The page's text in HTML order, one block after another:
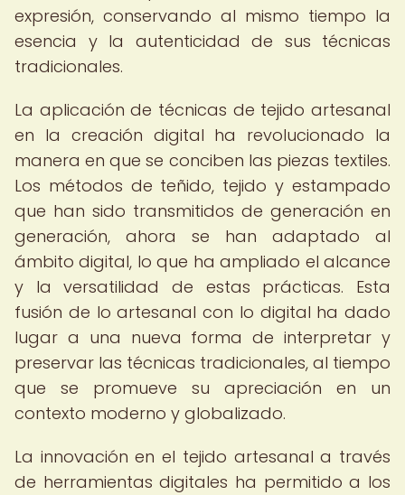
expresión, conservando al mismo tiempo la
esencia y la autenticidad de sus técnicas
tradicionales.
La aplicación de técnicas de tejido artesanal
en la creación digital ha revolucionado la
manera en que se conciben las piezas textiles.
Los métodos de teñido, tejido y estampado
que han sido transmitidos de generación en
generación, ahora se han adaptado al
ámbito digital, lo que ha ampliado el alcance
y la versatilidad de estas prácticas. Esta
fusión de lo artesanal con lo digital ha dado
lugar a una nueva forma de interpretar y
preservar las técnicas tradicionales, al tiempo
que se promueve su apreciación en un
contexto moderno y globalizado.
La innovación en el tejido artesanal a través
de herramientas digitales ha permitido a los